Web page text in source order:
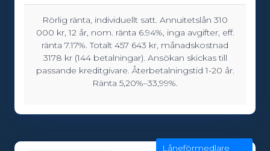
Lånebelopp:
5000 - 600000kr
Rörlig ränta, individuellt satt. Annuitetslån 310
000 kr, 12 år, nom. ränta 6.94%, inga avgifter, eff.
ränta 7.17%. Totalt 457 643 kr, månadskostnad
3178 kr (144 betalningar). Ansökan skickas till
passande kreditgivare. Återbetalningstid 1-20 år.
Ränta 5,20%–33,99%.
Låneförmedlare